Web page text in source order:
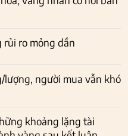
rủi ro mỏng dần
lượng, người mua vẫn khó
khoảng lặng tài